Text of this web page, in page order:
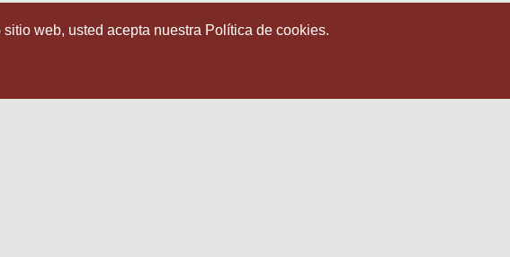
web, usted acepta nuestra Política de cookies.